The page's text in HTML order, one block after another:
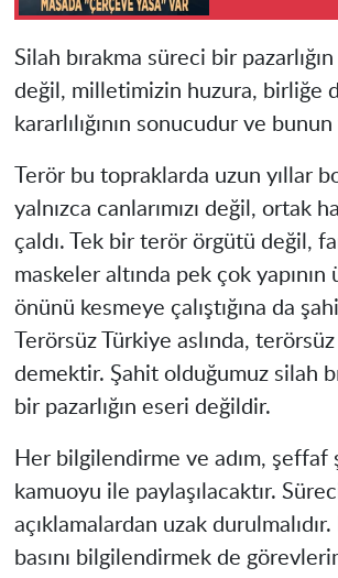
Silah bırakma süreci bir
değil, milletimizin huzura, birliğe
kararlılığının sonucudur ve bunun
Terör bu topraklarda uzun yıllar
yalnızca canlarımızı değil, ortak
çaldı. Tek bir terör örgütü değil,
maskeler altında pek çok yapının
önünü kesmeye çalıştığına da
Terörsüz Türkiye aslında,
demektir. Şahit olduğumuz silah
bir pazarlığın eseri değildir.
Her bilgilendirme ve adım, şeffaf
kamuoyu ile paylaşılacaktır.
açıklamalardan uzak
basını bilgilendirmek de